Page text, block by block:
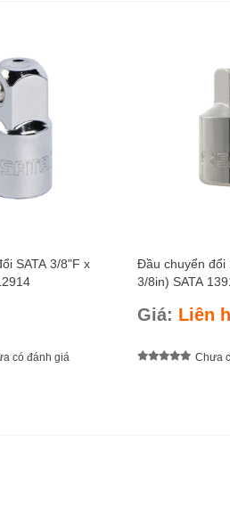
SATA 3/8"F x
có đánh giá
Đầu chuyển đổi
3/8in) SATA
Giá: Liên
Chưa